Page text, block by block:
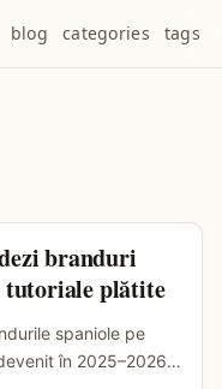
blog categories tags
branduri
tutoriale plătite
spaniole pe
în 2025–2026